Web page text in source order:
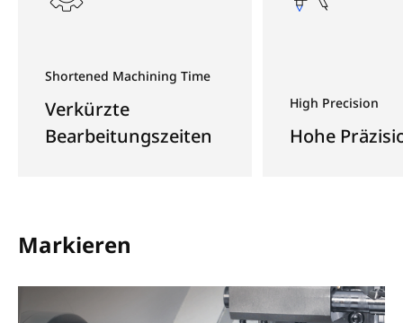
Shortened Machining Time
Verkürzte
Bearbeitungszeiten
High Precision
Hohe
Markieren